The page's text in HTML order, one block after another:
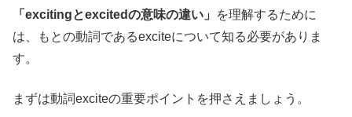
「excitingとexcitedの意味の違い」
を理解するために
は、もとの動詞であるexciteについて知る必要がありま
す。
まずは動詞exciteの重要ポイントを押さえましょう。